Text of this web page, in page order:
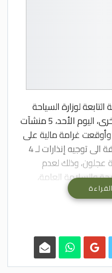
لوزارة السياحة
والآثار، والجهات المعنية الأخرى، اليوم الأحد، 5 منشآت
غرامة مالية على
منشأة واحدة أخرى، بالإضافة الى توجيه إنذارات لـ 4
وذلك لعدم
والسلامة العامة،
إن لجان الكشف كثفت
حيث شملت الجولات جميع
أنه جرى اتخاذ
الذين لم يتقيدوا